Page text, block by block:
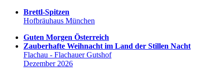
Brettl-Spitzen
Hofbräuhaus München
Guten Morgen Österreich
Zauberhafte Weihnacht im Land der Stillen Nacht
Flachau - Flachauer Gutshof
Dezember 2026